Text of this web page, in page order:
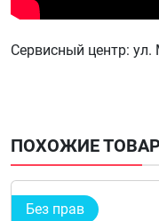
Сервисный центр:
ПОХОЖИЕ
Без прав